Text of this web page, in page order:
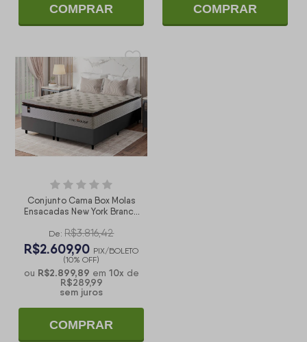
COMPRAR COMPRAR
Conjunto Cama Box Molas
Ensacadas New York Branco
De: R$3.816,42
R$2.609,90 PIX/BOLETO
(10% OFF)
ou R$2.899,89 em 10x de
R$289,99
sem juros
COMPRAR